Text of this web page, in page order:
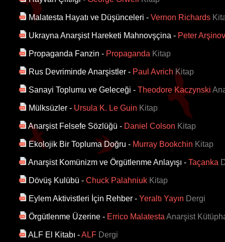
Malatesta Hayatı ve Düşünceleri - Vernon Richards
Ukrayna Anarşist Hareketi Mahnovşçina - Peter Arşinov
Propaganda Fanzin - Propaganda Kitap
Rus Devriminde Anarşistler - Paul Avrich Kitap
Sanayi Toplumu ve Geleceği - Theodore Kaczynski
Mülksüzler - Ursula K. Le Guin Kitap
Anarşist Felsefe Sözlüğü - Daniel Colson Kitap
Ekolojik Bir Topluma Doğru - Murray Bookchin Kitap
Anarşist Komünizm ve Örgütlenme Anlayışı - Taçanka
Dövüş Kulübü - Chuck Palahniuk Kitap
Eylem Aktivistleri İçin Rehber - Yeraltı Yayın Dergi
Örgütlenme Üzerine - Errico Malatesta Anarşist
ALF El Kitabı -ALF Dergi